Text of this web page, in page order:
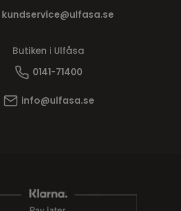
kundservice@ulfasa.se
Butiken i Ulfåsa
0141-71400
info@ulfasa.se